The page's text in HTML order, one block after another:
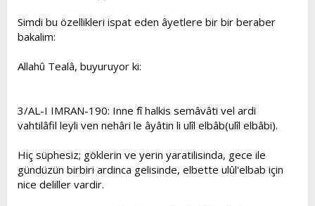
Simdi bu özellikleri ispat eden âyetlere bir bir beraber
bakalim:
Allahû Tealâ, buyuruyor ki:
3/AL-I IMRAN-190: Inne fî halkis semâvâti vel ardi
vahtilâfil leyli ven nehâri le âyâtin li ulîl elbâb(ulîl elbâbi).
Hiç süphesiz; göklerin ve yerin yaratilisinda, gece ile
gündüzün birbiri ardinca gelisinde, elbette ulûl'elbab için
nice deliller vardir.